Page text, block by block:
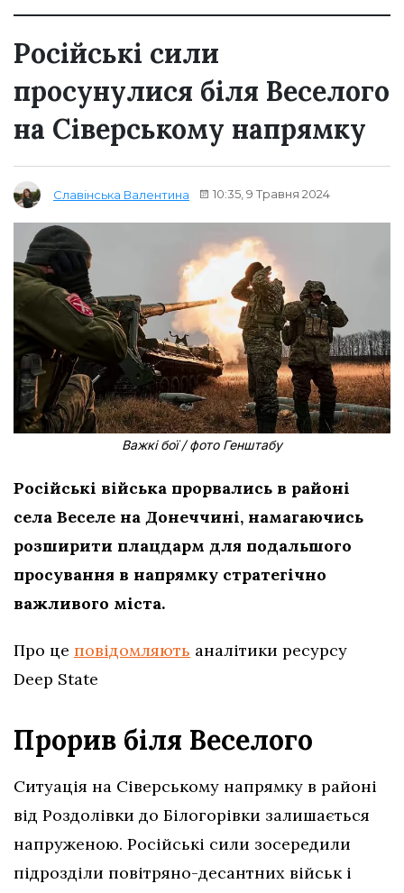
Російські сили
просунулися біля Веселого
на Сіверському напрямку
Славінська Валентина 10:35, 9 Травня 2024
Важкі бої / фото Генштабу
Російські війська прорвались в районі
села Веселе на Донеччині, намагаючись
розширити плацдарм для подальшого
просування в напрямку стратегічно
важливого міста.
Про це повідомляють аналітики ресурсу
Deep State
Прорив біля Веселого
Ситуація на Сіверському напрямку в районі
від Роздолівки до Білогорівки залишається
напруженою. Російські сили зосередили
підрозділи повітряно-десантних військ і